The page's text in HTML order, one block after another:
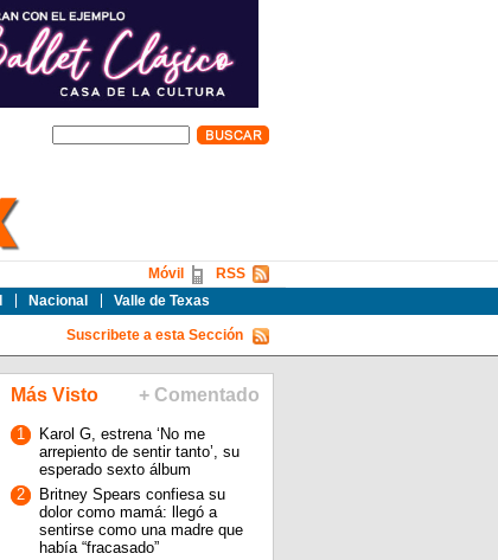
Nacional Valle de Texas
RSS
Móvil
Suscribete a esta Sección
Más Visto + Comentado
1
Karol G, estrena ‘No me
arrepiento de sentir tanto’, su
esperado sexto álbum
2
Britney Spears confiesa su
dolor como mamá: llegó a
sentirse como una madre que
había “fracasado”